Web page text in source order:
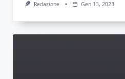
Redazione Gen 13, 2023